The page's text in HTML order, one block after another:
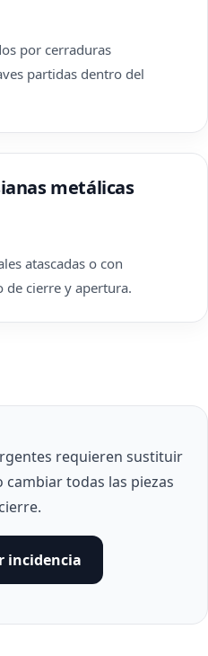
por cerraduras
partidas dentro del
metálicas
atascadas o con
de cierre y apertura.
requieren sustituir
todas las piezas
incidencia